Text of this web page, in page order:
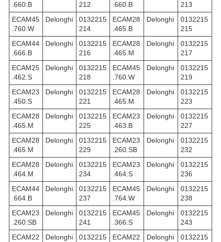
.660.B
212
.660.B
213
ECAM45
.760.W
Delonghi
0132215
214
ECAM28
.465.B
Delonghi
0132215
215
ECAM44
.666.B
Delonghi
0132215
216
ECAM28
.465.M
Delonghi
0132215
217
ECAM25
.462.S
Delonghi
0132215
218
ECAM45
.760.W
Delonghi
0132215
219
ECAM23
.450.S
Delonghi
0132215
221
ECAM28
.465.M
Delonghi
0132215
223
ECAM28
.465.M
Delonghi
0132215
225
ECAM23
.463.B
Delonghi
0132215
227
ECAM28
.465.M
Delonghi
0132215
229
ECAM23
.260.SB
Delonghi
0132215
232
ECAM28
.464.M
Delonghi
0132215
234
ECAM23
.464.S
Delonghi
0132215
236
ECAM44
.664.B
Delonghi
0132215
237
ECAM45
.764.W
Delonghi
0132215
238
ECAM23
.260.SB
Delonghi
0132215
241
ECAM45
.366.S
Delonghi
0132215
243
ECAM22
Delonghi
0132215
ECAM22
Delonghi
0132215